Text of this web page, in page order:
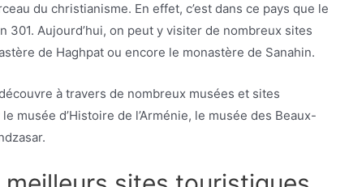
du christianisme. En effet, c’est dans ce pays que le
Aujourd’hui, on peut y visiter de nombreux sites
de Haghpat ou encore le monastère de Sanahin.
à travers de nombreux musées et sites
musée d’Histoire de l’Arménie, le musée des Beaux-